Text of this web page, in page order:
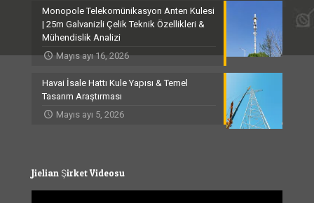
Monopole Telekomünikasyon Anten Kulesi
| 25m Galvanizli Çelik Teknik Özellikleri &
Mühendislik Analizi
Mayıs ayı 16, 2026
Havai İsale Hattı Kule Yapısı & Temel
Tasarım Araştırması
Mayıs ayı 5, 2026
Jielian Şirket Videosu